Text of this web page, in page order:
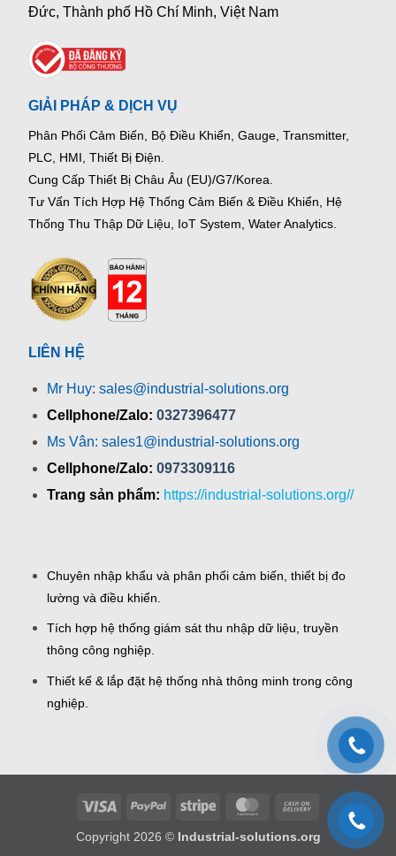
Đức, Thành phố Hồ Chí Minh, Việt Nam
GIẢI PHÁP & DỊCH VỤ
Phân Phối Cảm Biến, Bộ Điều Khiển, Gauge, Transmitter,
PLC, HMI, Thiết Bị Điện.
Cung Cấp Thiết Bị Châu Âu (EU)/G7/Korea.
Tư Vấn Tích Hợp Hệ Thống Cảm Biến & Điều Khiển, Hệ
Thống Thu Thập Dữ Liệu, IoT System, Water Analytics.
LIÊN HỆ
Mr Huy: sales@industrial-solutions.org
Cellphone/Zalo: 0327396477
Ms Vân: sales1@industrial-solutions.org
Cellphone/Zalo: 0973309116
Trang sản phẩm: https://industrial-solutions.org//
Chuyên nhập khẩu và phân phối cảm biến, thiết bị đo
lường và điều khiển.
Tích hợp hệ thống giám sát thu nhập dữ liệu, truyền
thông công nghiệp.
Thiết kế & lắp đặt hệ thống nhà thông minh trong công
nghiệp.
Visa PayPal Stripe MasterCard
Cash
On
Delivery
Copyright 2026 © Industrial-solutions.org